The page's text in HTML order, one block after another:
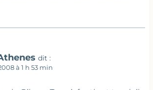
dit :
à 1 h 53 min